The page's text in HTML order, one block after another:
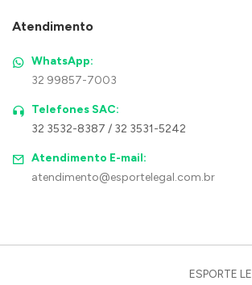
Atendimento
WhatsApp:
32 99857-7003
Telefones SAC:
32 3532-8387 / 32 3531-5242
Atendimento E-mail:
atendimento@esportelegal.com.br
ESPORTE